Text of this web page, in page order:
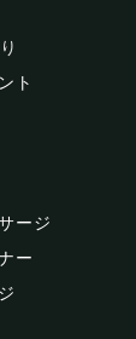
ト
ージ
ー